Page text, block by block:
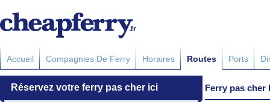
Accueil Compagnies De Ferry Horaires Routes Ports
Ferry pas cher